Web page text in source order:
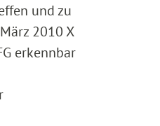
und zu
2010 X
erkennbar